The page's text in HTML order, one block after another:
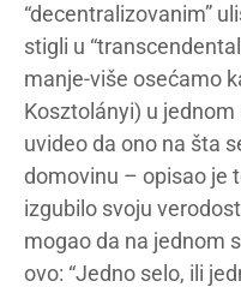
“decentralizovanim”
stigli u
manje-više osećamo
Kosztolányi) u
uvideo da ono na šta
domovinu – opisao je
izgubilo svoju
mogao da na jednom
ovo: “Jedno selo, ili